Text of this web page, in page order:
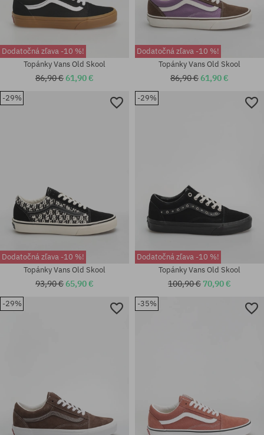
Dodatočná zľava -10 %!
Topánky Vans Old Skool
86,90 €61,90 €
Dostupné veľkosti:
Dodatočná zľava -10 %!
Topánky Vans Old Skool
86,90 €61,90 €
-29%
Dodatočná zľava -10 %!
Topánky Vans Old Skool
93,90 €65,90 €
-29%
Dodatočná zľava -10 %!
Topánky Vans Old Skool
100,90 € 70,90 €
-29% -35%